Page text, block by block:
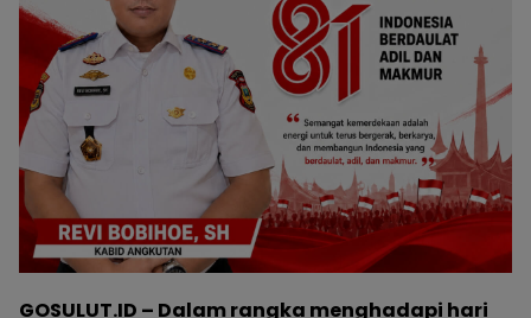
GOSULUT.ID – Dalam rangka menghadapi hari